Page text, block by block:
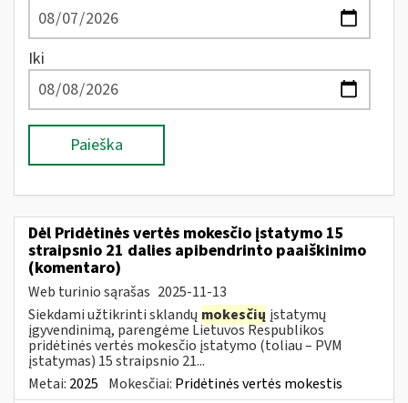
Iki
Paieška
Dėl Pridėtinės vertės mokesčio įstatymo 15
straipsnio 21 dalies apibendrinto paaiškinimo
(komentaro)
Web turinio sąrašas 2025-11-13
Siekdami užtikrinti sklandų mokesčių įstatymų
įgyvendinimą, parengėme Lietuvos Respublikos
pridėtinės vertės mokesčio įstatymo (toliau – PVM
įstatymas) 15 straipsnio 21...
Metai: 2025 Mokesčiai: Pridėtinės vertės mokestis